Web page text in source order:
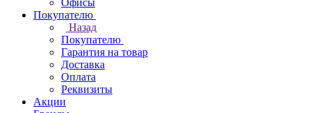
Офисы
Покупателю
Назад
Покупателю
Гарантия на товар
Доставка
Оплата
Реквизиты
Акции